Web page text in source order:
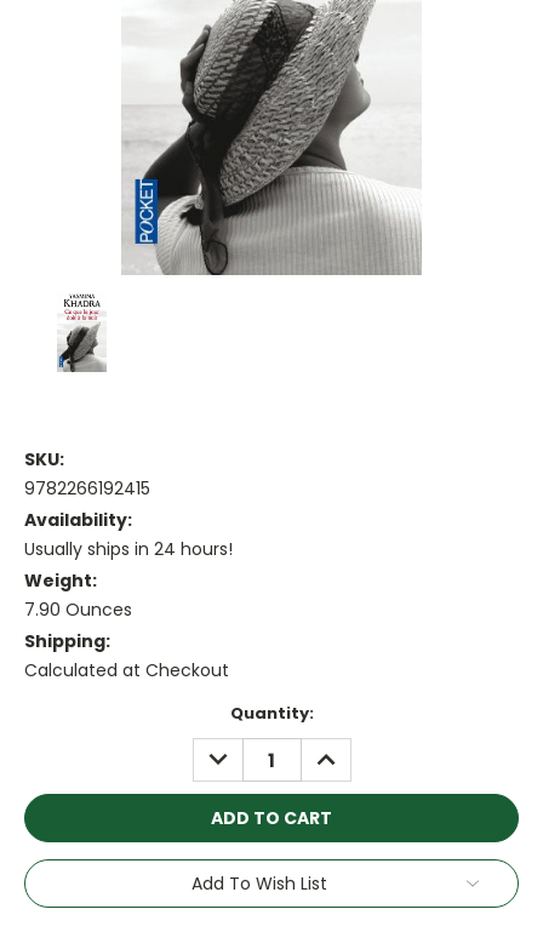
SKU:
9782266192415
Availability:
Usually ships in 24 hours!
Weight:
7.90 Ounces
Shipping:
Calculated at Checkout
Quantity:
DECREASE
QUANTITY:
INCREASE
QUANTITY:
Add To Wish List